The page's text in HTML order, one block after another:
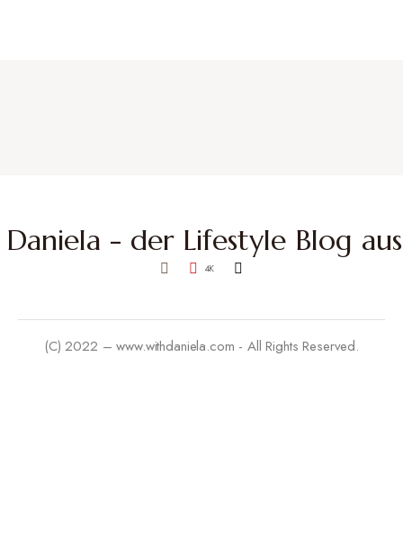
4K
(C) 2022 – www.withdaniela.com - All Rights Reserved.